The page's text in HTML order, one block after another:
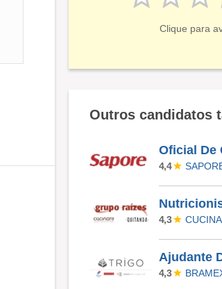
Clique para
Outros candidatos
Oficial De
4,4
4,3
Ajudante
4,3